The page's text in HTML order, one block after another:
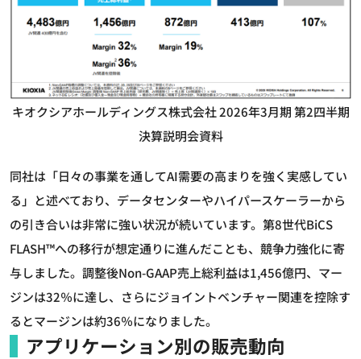
キオクシアホールディングス株式会社 2026年3⽉期 第2四半期
決算説明会資料
同社は「日々の事業を通してAI需要の高まりを強く実感してい
る」と述べており、データセンターやハイパースケーラーから
の引き合いは非常に強い状況が続いています。第8世代BiCS
FLASH™への移行が想定通りに進んだことも、競争力強化に寄
与しました。調整後Non-GAAP売上総利益は1,456億円、マー
ジンは32％に達し、さらにジョイントベンチャー関連を控除す
るとマージンは約36％になりました。
アプリケーション別の販売動向